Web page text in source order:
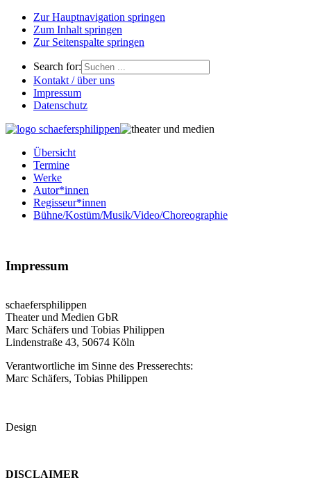
Zur Hauptnavigation springen
Zum Inhalt springen
Zur Seitenspalte springen
Search for:
Kontakt / über uns
Impressum
Datenschutz
Übersicht
Termine
Werke
Autor*innen
Regisseur*innen
Bühne/Kostüm/Musik/Video/Choreographie
Impressum
schaefersphilippen
Theater und Medien GbR
Marc Schäfers und Tobias Philippen
Lindenstraße 43, 50674 Köln
Verantwortliche im Sinne des Presserechts:
Marc Schäfers, Tobias Philippen
Design
DISCLAIMER